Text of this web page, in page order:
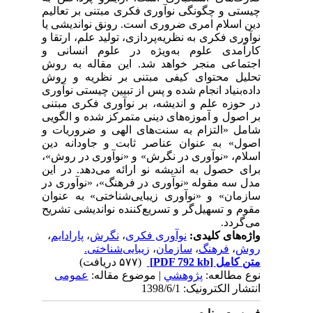
و چگونگی نوآوری فکری مبتنی بر تعالیم
اسلام امری ضروری است. رونق نواندیشی یا
فکری به نظریه‌پردازی، تولید علم، ارتقا و
علوم به‌ویژه در علوم انسانی و
منجر خواهد شد. این مقاله به روش
محتوای کیفی مبتنی بر نظریه و روش
انجام شده و پس از تبیین چیستی نوآوری
حوزه علم و اندیشه، بر نوآوری فکری مبتنی
اصول و آموزه‌های دینی متمرکز شده و الگویی
«التزام به سنت‌های الهی و ضروریات و
به عنوان عناصر ثابت و جاودانه‌ دین
«نوآوری در نگرش» و «نوآوری در روش»،
حصول به اندیشه نو ارائه می‌دهد. در این
سه مقوله «نوآوری در فرهنگ»، «نوآوری در
و «نوآوری زیبایی‌شناختی» به عنوان
و تسهیل‌گر و تسریع‌کننده نواندیشی تشریح
کلیدی:نوآوری فکری،نگرش،پارادایم ،
فرهنگ،سازمان،زیبایی‌شناختی.
(۵۷۷ دریافت)
مطالعه:پژوهشي| موضوع مقاله:عمومى
الکترونیک: 1398/6/1